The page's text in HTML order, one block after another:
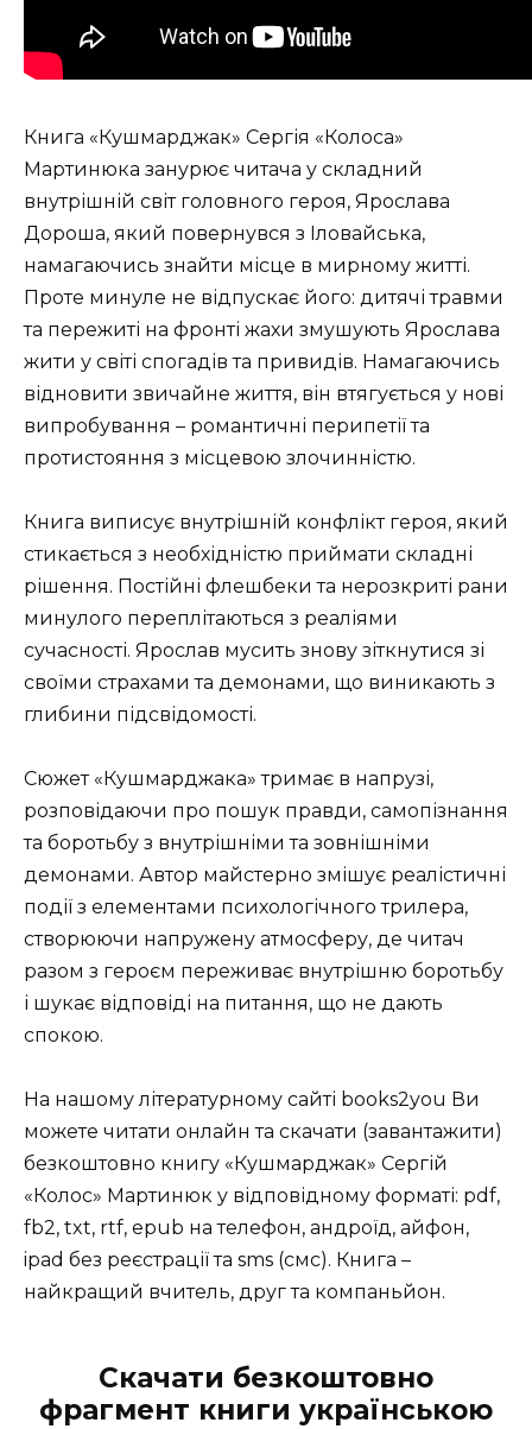
Книга «Кушмарджак» Сергія «Колоса»
Мартинюка занурює читача у складний
внутрішній світ головного героя, Ярослава
Дороша, який повернувся з Іловайська,
намагаючись знайти місце в мирному житті.
Проте минуле не відпускає його: дитячі травми
та пережиті на фронті жахи змушують Ярослава
жити у світі спогадів та привидів. Намагаючись
відновити звичайне життя, він втягується у нові
випробування – романтичні перипетії та
протистояння з місцевою злочинністю.
Книга виписує внутрішній конфлікт героя, який
стикається з необхідністю приймати складні
рішення. Постійні флешбеки та нерозкриті рани
минулого переплітаються з реаліями
сучасності. Ярослав мусить знову зіткнутися зі
своїми страхами та демонами, що виникають з
глибини підсвідомості.
Сюжет «Кушмарджака» тримає в напрузі,
розповідаючи про пошук правди, самопізнання
та боротьбу з внутрішніми та зовнішніми
демонами. Автор майстерно змішує реалістичні
події з елементами психологічного трилера,
створюючи напружену атмосферу, де читач
разом з героєм переживає внутрішню боротьбу
і шукає відповіді на питання, що не дають
спокою.
На нашому літературному сайті books2you Ви
можете читати онлайн та скачати (завантажити)
безкоштовно книгу «Кушмарджак» Сергій
«Колос» Мартинюк у відповідному форматі: pdf,
fb2, txt, rtf, epub на телефон, андроїд, айфон,
ipad без реєстрації та sms (смс). Книга –
найкращий вчитель, друг та компаньйон.
Скачати безкоштовно
фрагмент книги українською